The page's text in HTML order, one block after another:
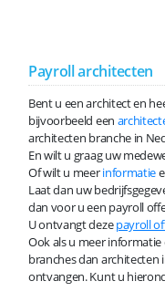
Payroll architecten
Bent u een architect en
bijvoorbeeld een
architecten branche in
En wilt u graag uw
Of wilt u meerinformatie
Laat dan uw
dan voor u een payroll
U ontvangt dezepayroll
Ook als u meer
branches dan architecten
ontvangen. Kunt u